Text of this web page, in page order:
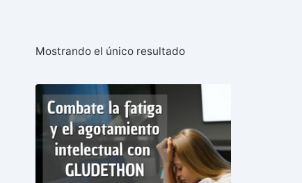
Mostrando el único resultado